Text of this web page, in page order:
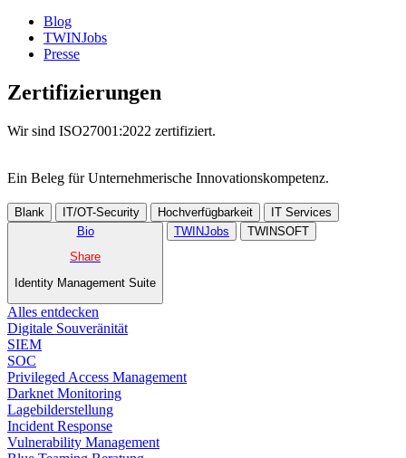
Blog
TWINJobs
Presse
Zertifizierungen
Wir sind ISO27001:2022 zertifiziert.
Ein Beleg für Unternehmer­ische Innovations­kompetenz.
Blank IT/OT-Security Hochverfügbarkeit
IT Services
Bio
Share
Identity Management Suite
TWINJobs TWINSOFT
Alles entdecken
Digitale Souveränität
SIEM​
SOC
Privileged Access Management
Darknet Monitoring
Lagebilderstellung
Incident Response​
Vulnerability Management